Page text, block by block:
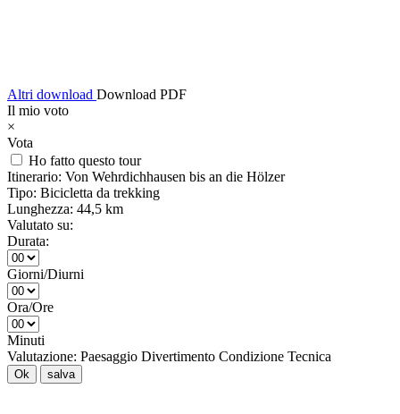
Altri download Download PDF
Il mio voto
×
Vota
Ho fatto questo tour
Itinerario: Von Wehrdichhausen bis an die Hölzer
Tipo: Bicicletta da trekking
Lunghezza: 44,5 km
Valutato su:
Durata:
Giorni/Diurni
Ora/Ore
Minuti
Valutazione: Paesaggio Divertimento Condizione Tecnica
Ok salva